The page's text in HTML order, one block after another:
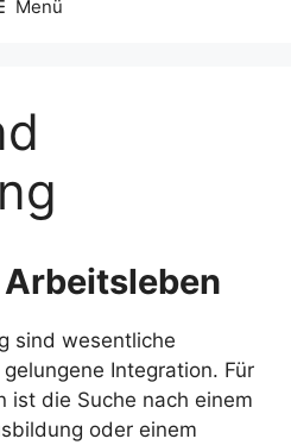
Menü
sind wesentliche
Integration. Für
ist die Suche nach einem
oder einem